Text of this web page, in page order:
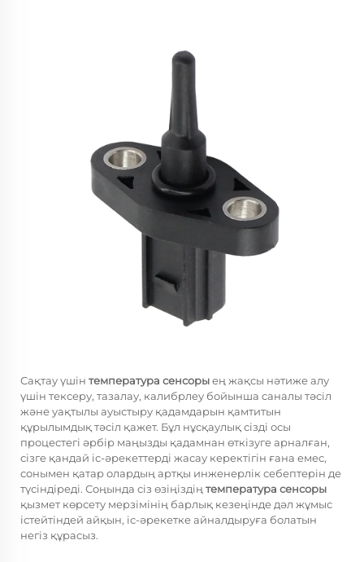
Сақтау үшін температура сенсорыең жақсы нәтиже алу
үшін тексеру, тазалау, калибрлеу бойынша саналы тәсіл
және уақтылы ауыстыру қадамдарын қамтитын
құрылымдық тәсіл қажет. Бұл нұсқаулық сізді осы
процестегі әрбір маңызды қадамнан өткізуге арналған,
сізге қандай іс-әрекеттерді жасау керектігін ғана емес,
сонымен қатар олардың артқы инженерлік себептерін де
түсіндіреді. Соңында сіз өзіңіздің температура сенсоры
қызмет көрсету мерзімінің барлық кезеңінде дәл жұмыс
істейтіндей айқын, іс-әрекетке айналдыруға болатын
негіз құрасыз.